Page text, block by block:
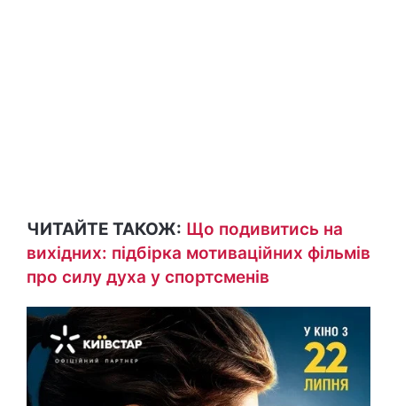
ЧИТАЙТЕ ТАКОЖ: Що подивитись на
вихідних: підбірка мотиваційних фільмів
про силу духа у спортсменів